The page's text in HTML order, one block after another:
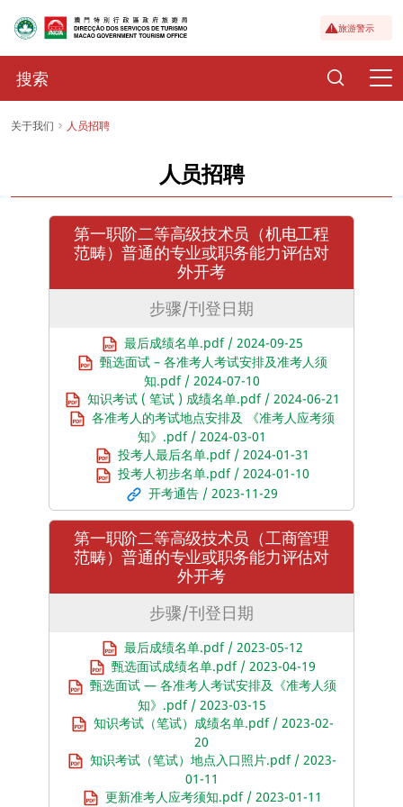
旅游警示
关于我们 人员招聘
人员招聘
第一职阶二等高级技术员（机电工程
范畴）普通的专业或职务能力评估对
外开考
步骤/刊登日期
最后成绩名单.pdf / 2024-09-25
甄选面试 – 各准考人考试安排及准考人须
知.pdf / 2024-07-10
知识考试 ( 笔试 ) 成绩名单.pdf / 2024-06-21
各准考人的考试地点安排及 《准考人应考须
知》.pdf / 2024-03-01
投考人最后名单.pdf / 2024-01-31
投考人初步名单.pdf / 2024-01-10
开考通告 / 2023-11-29
第一职阶二等高级技术员（工商管理
范畴）普通的专业或职务能力评估对
外开考
步骤/刊登日期
最后成绩名单.pdf / 2023-05-12
甄选面试成绩名单.pdf / 2023-04-19
甄选面试 — 各准考人考试安排及《准考人须
知》.pdf / 2023-03-15
知识考试（笔试）成绩名单.pdf / 2023-02-
20
知识考试（笔试）地点入口照片.pdf / 2023-
01-11
更新准考人应考须知.pdf / 2023-01-11